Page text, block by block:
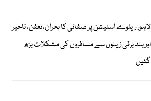
لاہور ریلوے اسٹیشن پر صفائی کا بحران، تعفن، تاخیر
اور بند برقی زینوں سے مسافروں کی مشکلات بڑھ
گئیں